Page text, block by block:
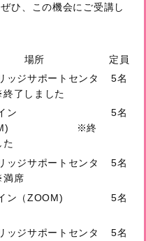
ひ、この機会にご受講し
場所
定員
ッジサポートセンタ
しました
5名
ン
※終
た
5名
ッジサポートセンタ
席
5名
ン（ZOOM) 5名
ッジサポートセンタ
5名